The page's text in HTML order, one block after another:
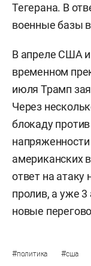
Тегерана. В
военные базы
В апреле США
временном
июля Трамп
Через
блокаду
напряженности
американских
ответ на атаку
пролив, а уже 3
новые
#политика #сша